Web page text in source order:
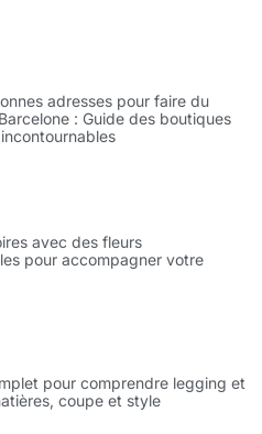
adresses pour faire du
: Guide des boutiques
avec des fleurs
pour accompagner votre
pour comprendre legging et
coupe et style